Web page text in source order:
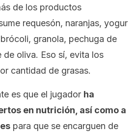
de los productos
requesón, naranjas, yogur
granola, pechuga de
oliva. Eso sí, evita los
cantidad de grasas.
es que el jugador ha
en nutrición, así como a
para que se encarguen de